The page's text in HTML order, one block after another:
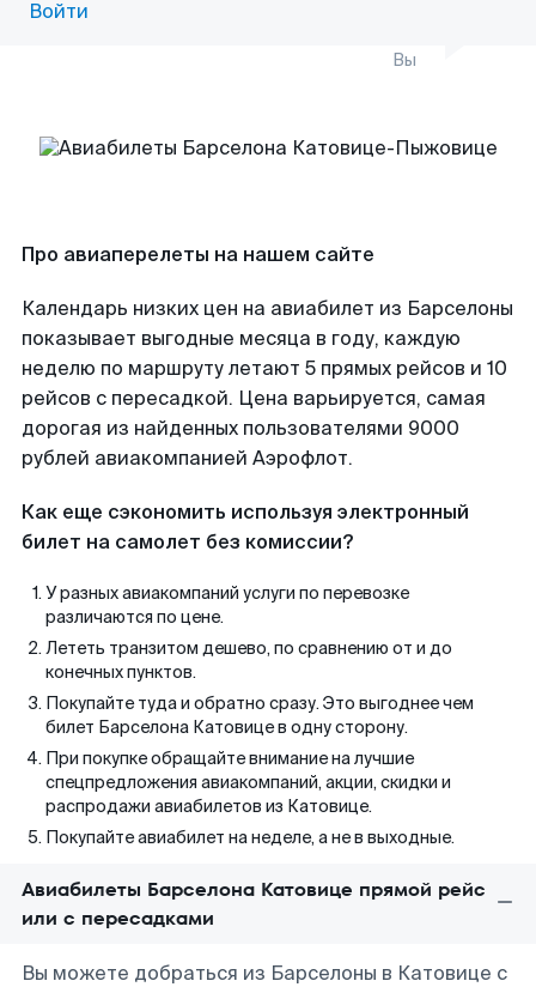
Войти
Вы
Про авиаперелеты на нашем сайте
Календарь низких цен на авиабилет из Барселоны
показывает выгодные месяца в году, каждую
неделю по маршруту летают 5 прямых рейсов и 10
рейсов с пересадкой. Цена варьируется, самая
дорогая из найденных пользователями 9000
рублей авиакомпанией Аэрофлот.
Как еще сэкономить используя электронный
билет на самолет без комиссии?
У разных авиакомпаний услуги по перевозке
различаются по цене.
Лететь транзитом дешево, по сравнению от и до
конечных пунктов.
Покупайте туда и обратно сразу. Это выгоднее чем
билет Барселона Катовице в одну сторону.
При покупке обращайте внимание на лучшие
спецпредложения авиакомпаний, акции, скидки и
распродажи авиабилетов из Катовице.
Покупайте авиабилет на неделе, а не в выходные.
Авиабилеты Барселона Катовице прямой рейс
или с пересадками
Вы можете добраться из Барселоны в Катовице с